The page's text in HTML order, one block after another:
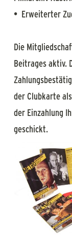
• Erweiterter
Die
Beitrages aktiv.
der Clubkarte
der Einzahlung
geschickt.